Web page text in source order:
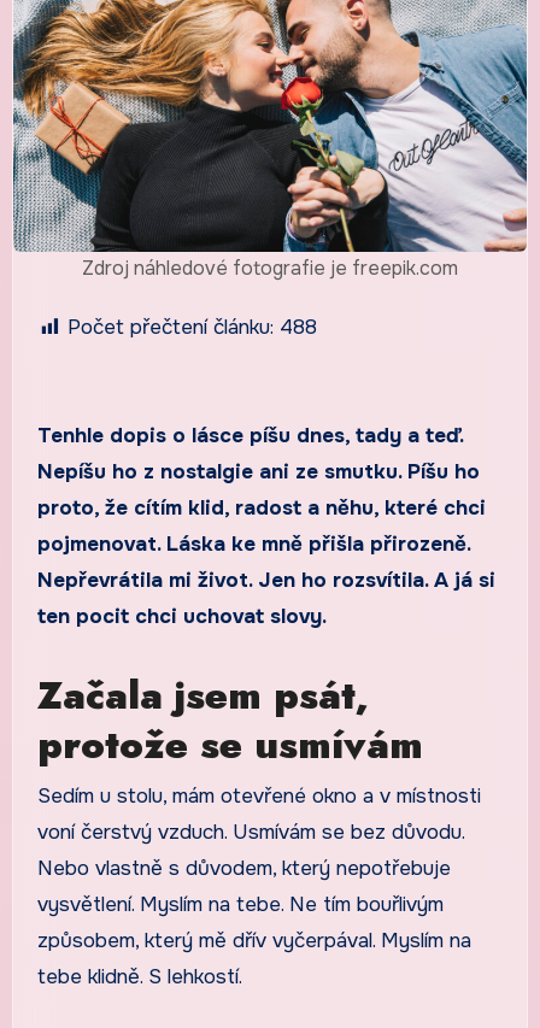
Zdroj náhledové fotografie je freepik.com
Počet přečtení článku: 488
Tenhle dopis o lásce píšu dnes, tady a teď.
Nepíšu ho z nostalgie ani ze smutku. Píšu ho
proto, že cítím klid, radost a něhu, které chci
pojmenovat. Láska ke mně přišla přirozeně.
Nepřevrátila mi život. Jen ho rozsvítila. A já si
ten pocit chci uchovat slovy.
Začala jsem psát,
protože se usmívám
Sedím u stolu, mám otevřené okno a v místnosti
voní čerstvý vzduch. Usmívám se bez důvodu.
Nebo vlastně s důvodem, který nepotřebuje
vysvětlení. Myslím na tebe. Ne tím bouřlivým
způsobem, který mě dřív vyčerpával. Myslím na
tebe klidně. S lehkostí.